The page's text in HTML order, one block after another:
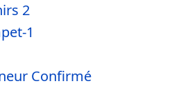
2
1
Confirmé